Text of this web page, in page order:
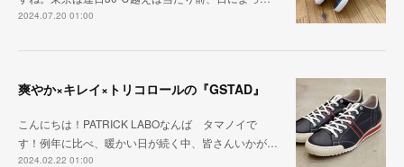
2024.07.20 01:00
爽やか×キレイ×トリコロールの『GSTAD』
こんにちは！PATRICK LABOなんば タマノイで
す！例年に比べ、暖かい日が続く中、皆さんいかが…
2024.02.22 01:00